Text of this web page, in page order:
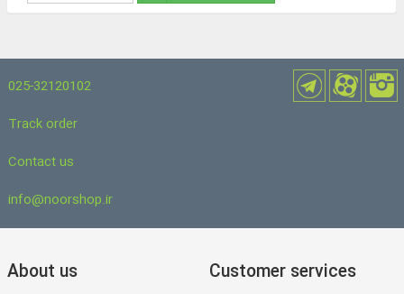
025-32120102
Track order
Contact us
info@noorshop.ir
About us Customer services